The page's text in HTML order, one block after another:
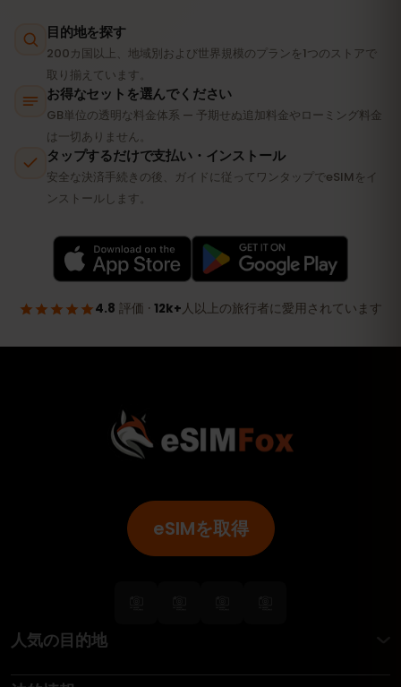
eSIMを取得
人気の目的地